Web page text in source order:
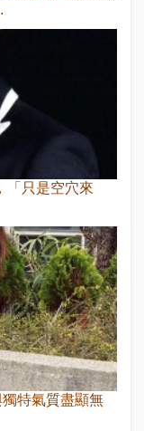
「只是空穴來
特氣質盡顯無